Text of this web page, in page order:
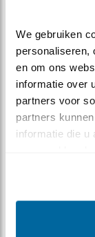
We gebruiken
personaliseren,
en om ons
informatie over
partners voor
partners
informatie die u